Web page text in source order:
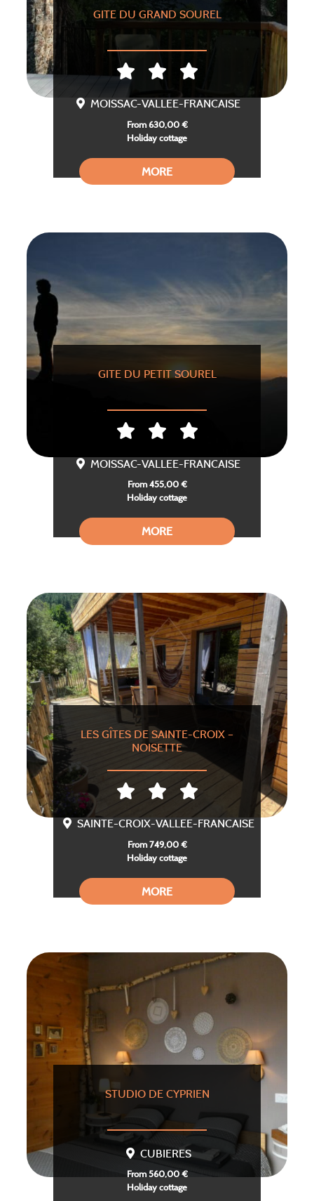
GITE DU GRAND SOUREL
MOISSAC-VALLEE-FRANCAISE
From 630,00 €
Holiday cottage
MORE
GITE DU PETIT SOUREL
MOISSAC-VALLEE-FRANCAISE
From 455,00 €
Holiday cottage
MORE
LES GÎTES DE SAINTE-CROIX –
NOISETTE
SAINTE-CROIX-VALLEE-FRANCAISE
From 749,00 €
Holiday cottage
MORE
STUDIO DE CYPRIEN
CUBIERES
From 560,00 €
Holiday cottage